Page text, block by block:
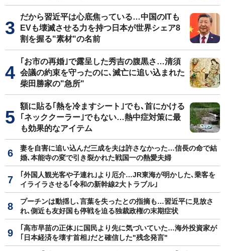
だから習近平は心底焦っている…中国のITも
EVも壊滅させる力を持つ日本が世界シェア8
割を握る"素材"の名前
｢お市の再婚｣で露呈した秀吉の腹黒さ…清須
会議の約束を守ったのに､滅亡に追い込まれた
柴田勝家の"急所"
額に貼る｢熱を冷ますシート｣でも､首にかける
｢ネッククーラー｣でもない…熱中症対策に最
も効果的なアイテム
妻を自害に追い込んだ三成を夫は許さなかった…信長の命で結
婚､本能寺の変で引き裂かれた戦国一の熱愛夫婦
｢外国人観光客や子連れ｣より厄介…JR東海が明かした､乗客を
イライラさせる｢令和の新幹線2大トラブル｣
プーチンは動揺し､言葉を失ったとの指摘も…習近平に見放さ
れ､側近も友好国も停戦を迫る独裁政権の末期症状
｢高市早苗の正体｣に国民より先に気づいていた…海外投資家が
｢日本経済を壊す首相｣だと確信した"残念発言"